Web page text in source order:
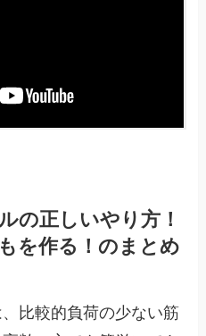
の正しいやり方！
を作る！のまとめ
比較的負荷の少ない筋